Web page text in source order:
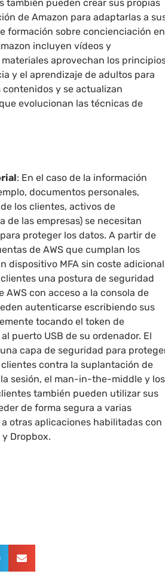
también pueden crear sus propias
de Amazon para adaptarlas a
formación sobre concienciación en
incluyen vídeos y
aprovechan los
y el aprendizaje de adultos para
y se actualizan
evolucionan las técnicas de
: En el caso de la información
documentos personales,
los clientes, activos de
las empresas) se necesitan
proteger los datos. A partir de
de AWS que cumplan los
dispositivo MFA sin coste
una postura de seguridad
AWS con acceso a la consola de
autenticarse escribiendo sus
tocando el token de
puerto USB de su ordenador. El
capa de seguridad para
clientes contra la suplantación de
sesión, el man-in-the-middle y los
también pueden utilizar sus
de forma segura a varias
otras aplicaciones habilitadas con
Dropbox.